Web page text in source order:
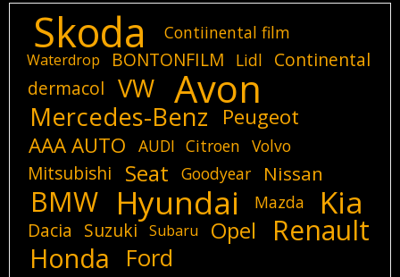
Skoda Contiinental film
Waterdrop BONTONFILM Lidl
Continental
dermacol
VW Avon
Mercedes-Benz
Peugeot
AAA AUTO
AUDI Citroen Volvo
Mitsubishi Seat Goodyear Nissan
BMW Hyundai Mazda Kia
Dacia Suzuki Subaru Opel Renault
Honda Ford